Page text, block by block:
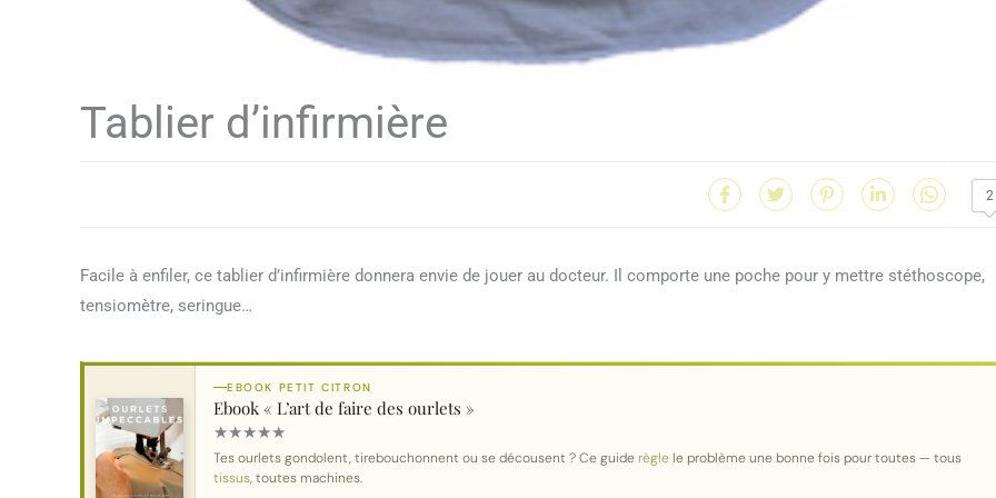
Tablier d’infirmière
2
Facile à enfiler, ce tablier d’infirmière donnera envie de jouer au docteur. Il comporte une poche pour y mettre stéthoscope,
tensiomètre, seringue…
EBOOK PETIT CITRON
Ebook « L’art de faire des ourlets »
★★★★★
Tes ourlets gondolent, tirebouchonnent ou se décousent ? Ce guiderèglele problème une bonne fois pour toutes — tous
tissus, toutes machines.